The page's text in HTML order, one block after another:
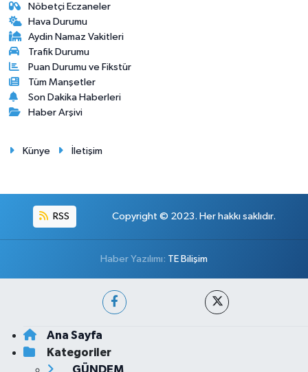
Nöbetçi Eczaneler
Hava Durumu
Aydin Namaz Vakitleri
Trafik Durumu
Puan Durumu ve Fikstür
Tüm Manşetler
Son Dakika Haberleri
Haber Arşivi
Künye İletişim
RSS Copyright © 2023. Her hakkı saklıdır.
Haber Yazılımı: TE Bilişim
Ana Sayfa
Kategoriler
GÜNDEM